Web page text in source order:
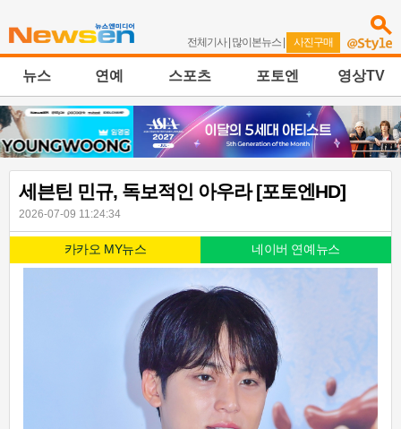
전체기사| 많이본뉴스 | 사진구매
뉴스 연예 스포츠 포토엔 영상TV
세븐틴 민규, 독보적인 아우라 [포토엔HD]
2026-07-09 11:24:34
카카오 MY뉴스 네이버 연예뉴스